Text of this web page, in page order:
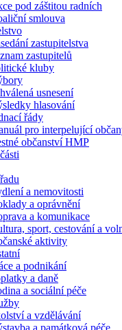
pod záštitou radních
smlouva
zastupitelstva
zastupitelů
kluby
usnesení
hlasování
řády
pro interpelující
občanství HMP
a nemovitosti
a oprávnění
a komunikace
sport, cestování a
aktivity
a podnikání
a daně
a sociální péče
a vzdělávání
a památková péče